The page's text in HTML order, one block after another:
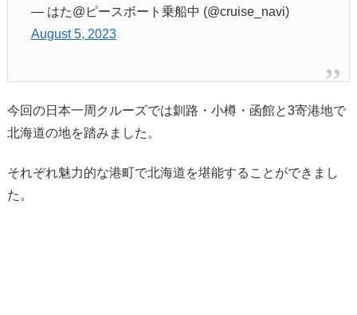
— はた@ピースボート乗船中 (@cruise_navi)
August 5, 2023
今回の日本一周クルーズでは釧路・小樽・函館と3寄港地で
北海道の地を踏みました。
それぞれ魅力的な港町で北海道を堪能することができまし
た。